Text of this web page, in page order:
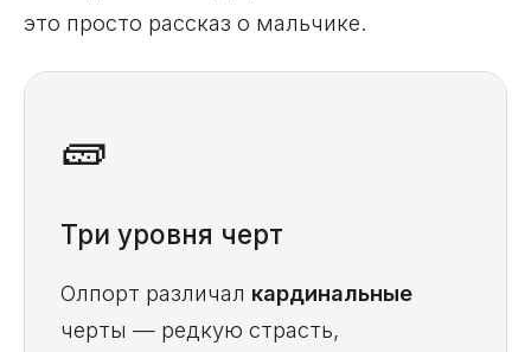
это просто рассказ о мальчике.
🧱
Три уровня черт
Олпорт различал кардинальные
черты — редкую страсть,